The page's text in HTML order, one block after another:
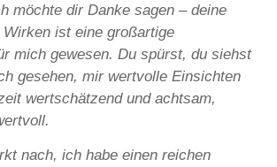
möchte dir Danke sagen – deine
ist eine großartige
mich gewesen. Du spürst, du siehst
gesehen, mir wertvolle Einsichten
wertschätzend und achtsam,
nach, ich habe einen reichen